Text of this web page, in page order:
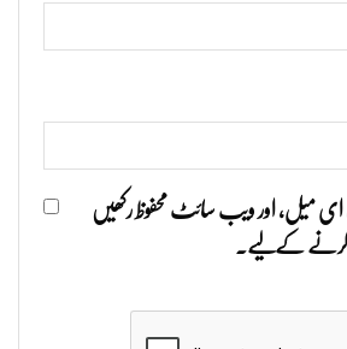
ای میل، اور ویب سائٹ محفوظ رکھیں
کرنے کےلیے۔